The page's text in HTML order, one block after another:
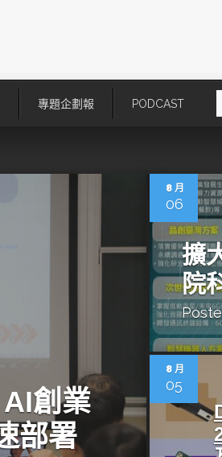
骨骼解決方案
【活動報導
人應用部署
元收購Synaptics布局邊緣智慧平
「公
Apple
專題企劃報 PODCAST
a
創業
部署
8 月
06
擴
院
8 月
05